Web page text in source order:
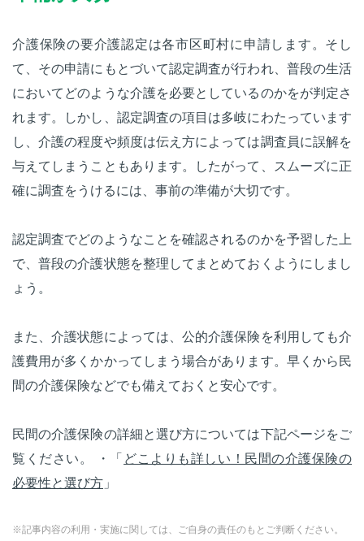
介護保険の要介護認定は各市区町村に申請します。そし
て、その申請にもとづいて認定調査が行われ、普段の生活
においてどのような介護を必要としているのかをが判定さ
れます。しかし、認定調査の項目は多岐にわたっています
し、介護の程度や頻度は伝え方によっては調査員に誤解を
与えてしまうこともあります。したがって、スムーズに正
確に調査をうけるには、事前の準備が大切です。
認定調査でどのようなことを確認されるのかを予習した上
で、普段の介護状態を整理してまとめておくようにしまし
ょう。
また、介護状態によっては、公的介護保険を利用しても介
護費用が多くかかってしまう場合があります。早くから民
間の介護保険などでも備えておくと安心です。
民間の介護保険の詳細と選び方については下記ページをご
覧ください。 ・「 どこよりも詳しい！民間の介護保険の
必要性と選び方 」
※記事内容の利用・実施に関しては、ご自身の責任のもとご判断ください。